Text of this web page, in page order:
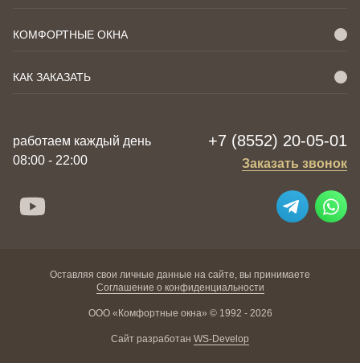
КОМФОРТНЫЕ ОКНА
КАК ЗАКАЗАТЬ
+7 (8552) 20-05-01
Заказать звонок
работаем каждый день
08:00 - 22:00
Оставляя свои личные данные на сайте, вы принимаете
Соглашение о конфиденциальности
ООО «Комфортные окна» © 1992 - 2026
Сайт разработан WS-Develop